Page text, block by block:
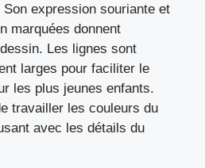
expression souriante et
marquées donnent
Les lignes sont
larges pour faciliter le
les plus jeunes enfants.
travailler les couleurs du
avec les détails du